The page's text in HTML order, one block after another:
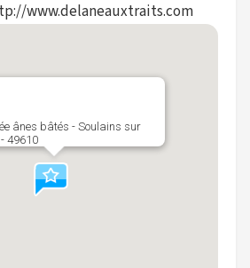
www.delaneauxtraits.com
ânes bâtés - Soulains sur
49610